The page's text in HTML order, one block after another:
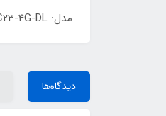
مدل: SC23-4G-DL/کیفیت تصویر: 6مگاپیکسل/نرم افزار:
دیدگاه‌ها